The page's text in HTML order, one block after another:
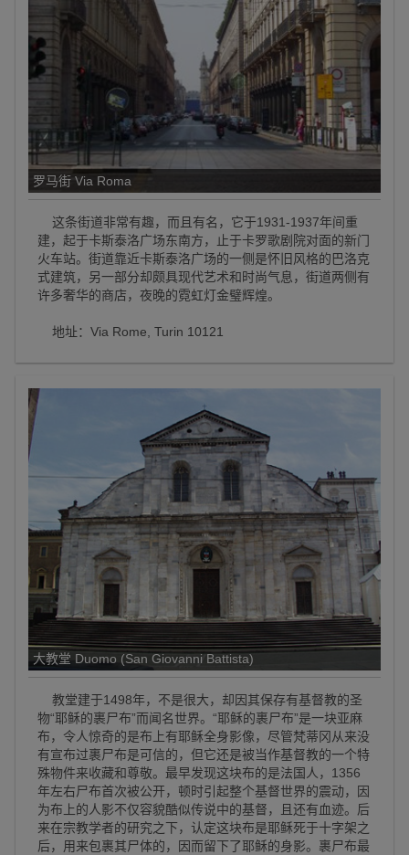
罗马街 Via Roma
这条街道非常有趣，而且有名，它于1931-1937年间重
建，起于卡斯泰洛广场东南方，止于卡罗歌剧院对面的新门
火车站。街道靠近卡斯泰洛广场的一侧是怀旧风格的巴洛克
式建筑，另一部分却颇具现代艺术和时尚气息，街道两侧有
许多奢华的商店，夜晚的霓虹灯金璧辉煌。
地址：Via Rome, Turin 10121
大教堂 Duomo (San Giovanni Battista)
教堂建于1498年，不是很大，却因其保存有基督教的圣
物“耶稣的裹尸布”而闻名世界。“耶稣的裹尸布”是一块亚麻
布，令人惊奇的是布上有耶稣全身影像，尽管梵蒂冈从来没
有宣布过裹尸布是可信的，但它还是被当作基督教的一个特
殊物件来收藏和尊敬。最早发现这块布的是法国人，1356
年左右尸布首次被公开，顿时引起整个基督世界的震动，因
为布上的人影不仅容貌酷似传说中的基督，且还有血迹。后
来在宗教学者的研究之下，认定这块布是耶稣死于十字架之
后，用来包裹其尸体的，因而留下了耶稣的身影。裹尸布最